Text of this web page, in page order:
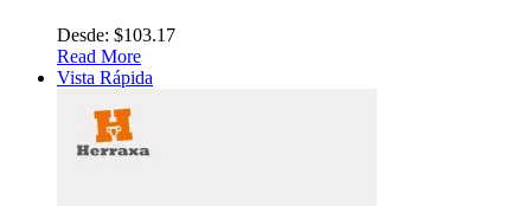
Desde: $103.17
Read More
Vista Rápida